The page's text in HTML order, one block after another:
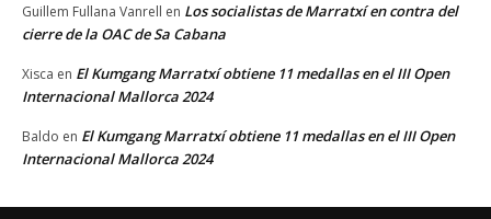
Guillem Fullana Vanrell en Los socialistas de Marratxí en contra del
cierre de la OAC de Sa Cabana
Xisca en El Kumgang Marratxí obtiene 11 medallas en el III Open
Internacional Mallorca 2024
Baldo en El Kumgang Marratxí obtiene 11 medallas en el III Open
Internacional Mallorca 2024